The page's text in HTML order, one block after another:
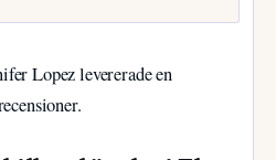
Lopez levererade en